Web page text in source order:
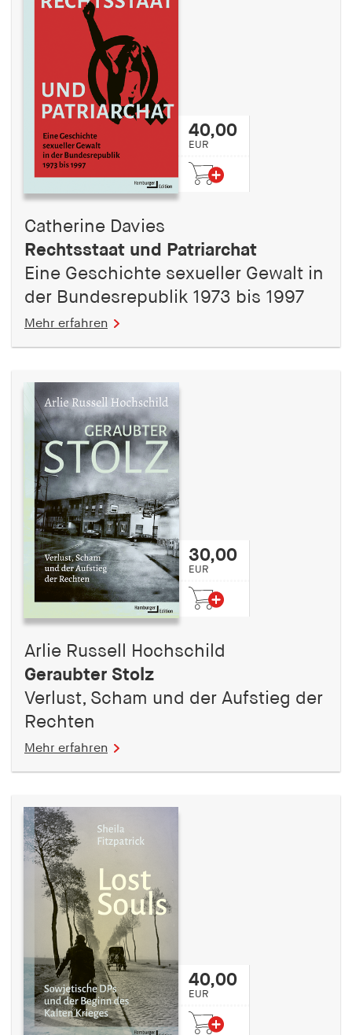
40,00
EUR
Catherine Davies
Rechtsstaat und Patriarchat
Eine Geschichte sexueller Gewalt in
der Bundesrepublik 1973 bis 1997
Mehr erfahren
30,00
EUR
Arlie Russell Hochschild
Geraubter Stolz
Verlust, Scham und der Aufstieg der
Rechten
Mehr erfahren
40,00
EUR